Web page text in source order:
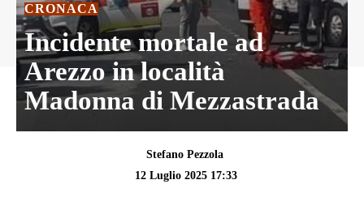
CRONACA
Incidente mortale ad
Arezzo in località
Madonna di Mezzastrada
Stefano Pezzola
12 Luglio 2025 17:33